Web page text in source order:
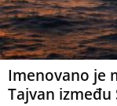
Imenovano je
Tajvan između